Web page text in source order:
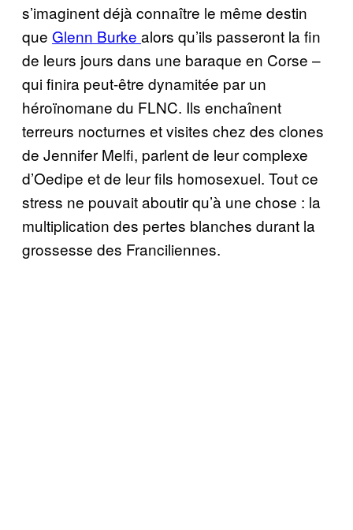
s’imaginent déjà connaître le même destin
que Glenn Burke alors qu’ils passeront la fin
de leurs jours dans une baraque en Corse –
qui finira peut-être dynamitée par un
héroïnomane du FLNC. Ils enchaînent
terreurs nocturnes et visites chez des clones
de Jennifer Melfi, parlent de leur complexe
d’Oedipe et de leur fils homosexuel. Tout ce
stress ne pouvait aboutir qu’à une chose : la
multiplication des pertes blanches durant la
grossesse des Franciliennes.